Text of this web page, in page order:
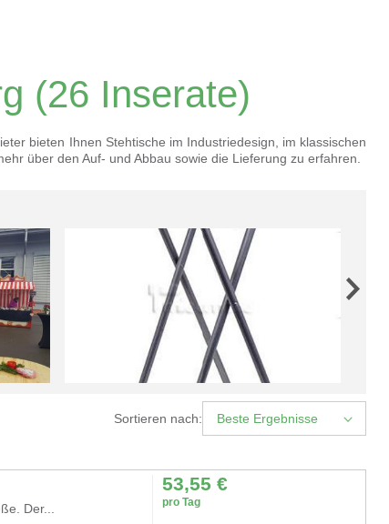
(26 Inserate)
bieten Ihnen Stehtische im Industriedesign, im klassischen
über den Auf- und Abbau sowie die Lieferung zu erfahren.
Sortieren nach: Beste Ergebnisse
Der...
53,55 €
pro Tag